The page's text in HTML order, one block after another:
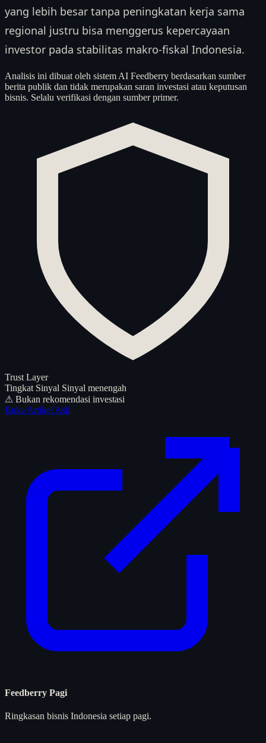
yang lebih besar tanpa peningkatan kerja sama
regional justru bisa menggerus kepercayaan
investor pada stabilitas makro-fiskal Indonesia.
Analisis ini dibuat oleh sistem AI Feedberry berdasarkan sumber
berita publik dan tidak merupakan saran investasi atau keputusan
bisnis. Selalu verifikasi dengan sumber primer.
Trust Layer
Tingkat Sinyal Sinyal menengah
⚠ Bukan rekomendasi investasi
Buka Artikel Asli
Feedberry Pagi
Ringkasan bisnis Indonesia setiap pagi.